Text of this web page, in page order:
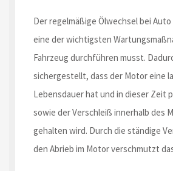
Der regelmäßige Ölwechsel bei
eine der wichtigsten
Fahrzeug durchführen musst.
sichergestellt, dass der Motor eine
Lebensdauer hat und in dieser Zeit
sowie der Verschleiß innerhalb des
gehalten wird. Durch die ständige
den Abrieb im Motor verschmutzt